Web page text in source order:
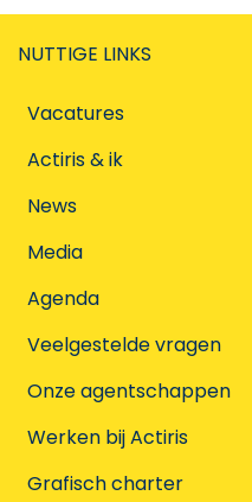
NUTTIGE LINKS
Vacatures
Actiris & ik
News
Media
Agenda
Veelgestelde vragen
Onze agentschappen
Werken bij Actiris
Grafisch charter